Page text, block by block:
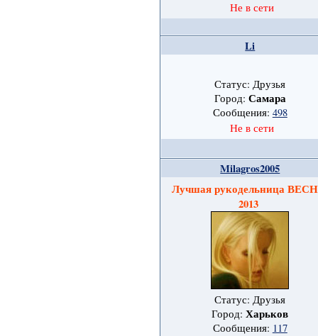
Не в сети
Li
Статус: Друзья
Город: Самара
Сообщения: 498
Не в сети
Milagros2005
Лучшая рукодельница
2013
Статус: Друзья
Город:Харьков
Сообщения: 117